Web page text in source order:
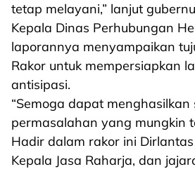
tetap melayani,” lanjut
Kepala Dinas Perhubungan
laporannya menyampaikan
Rakor untuk mempersiapkan
antisipasi.
“Semoga dapat menghasilkan
permasalahan yang mungkin
Hadir dalam rakor ini
Kepala Jasa Raharja, dan